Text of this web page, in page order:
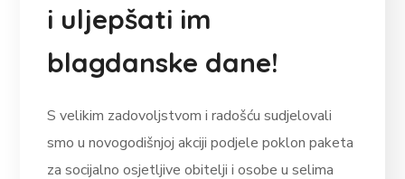
i uljepšati im
blagdanske dane!
S velikim zadovoljstvom i radošću sudjelovali
smo u novogodišnjoj akciji podjele poklon paketa
za socijalno osjetljive obitelji i osobe u selima